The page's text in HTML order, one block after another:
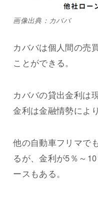
画像出典：カババ
カババは個人間の売
ことができる。
カババの貸出金利は
金利は金融情勢によ
他の自動車フリマで
るが、金利が5％～
ースもある。